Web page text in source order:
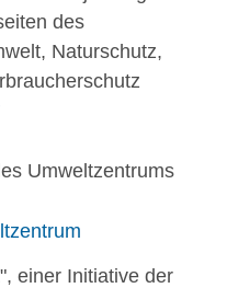
des
Naturschutz,
Umweltzentrums
einer Initiative der